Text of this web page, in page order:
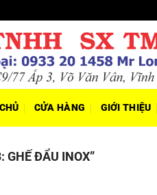
CỬA HÀNG GIỚI THIỆU
GHẾ ĐẨU INOX”